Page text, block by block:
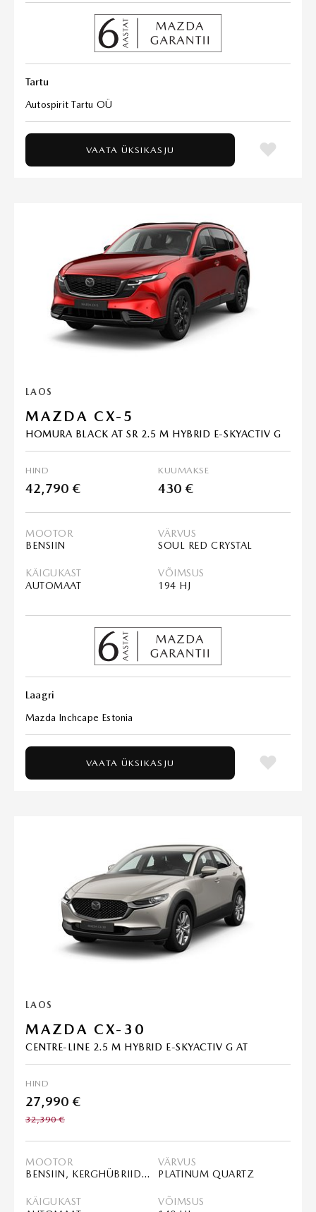
Tartu
Autospirit Tartu OÜ
VAATA ÜKSIKASJU
LAOS
MAZDA CX-5
HOMURA BLACK AT SR 2.5 M HYBRID E-SKYACTIV G
HIND
42,790 €
KUUMAKSE
430 €
MOOTOR
BENSIIN
VÄRVUS
SOUL RED CRYSTAL
KÄIGUKAST
AUTOMAAT
VÕIMSUS
194 HJ
Laagri
Mazda Inchcape Estonia
VAATA ÜKSIKASJU
LAOS
MAZDA CX-30
CENTRE-LINE 2.5 M HYBRID E-SKYACTIV G AT
HIND
27,990 €
32,390 €
MOOTOR
BENSIIN, KERGHÜBRIID (MHEV)
VÄRVUS
PLATINUM QUARTZ
KÄIGUKAST
VÕIMSUS